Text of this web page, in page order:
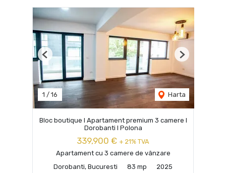
1 / 16 Harta
Previous Next
Bloc boutique I Apartament premium 3 camere I
Dorobanti I Polona
339,900 € + 21% TVA
Apartament cu 3 camere de vânzare
Dorobanti, Bucuresti
83 mp 2025